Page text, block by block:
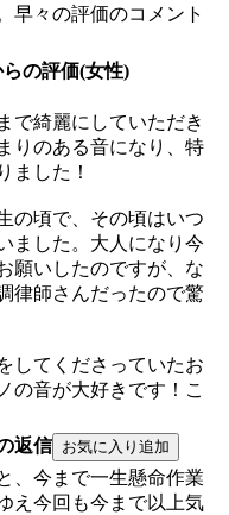
早々の評価のコメント
らの評価(女性)
で綺麗にしていただき
りのある音になり、特
ました！
の頃で、その頃はいつ
ました。大人になり今
願いしたのですが、な
律師さんだったので驚
してくださっていたお
の音が大好きです！こ
返信
、今まで一生懸命作業
え今回も今まで以上気